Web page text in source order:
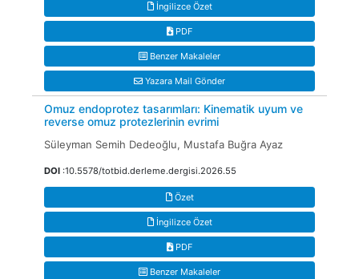
İngilizce Özet
PDF
Benzer Makaleler
Yazara Mail Gönder
Omuz endoprotez tasarımları: Kinematik uyum ve
reverse omuz protezlerinin evrimi
Süleyman Semih Dedeoğlu, Mustafa Buğra Ayaz
DOI :10.5578/totbid.derleme.dergisi.2026.55
Özet
İngilizce Özet
PDF
Benzer Makaleler